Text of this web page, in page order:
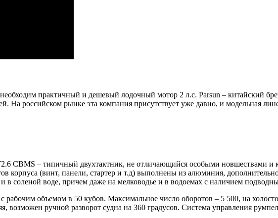
практичный и дешевый лодочный мотор 2 л.с. Parsun – китайский
На российском рынке эта компания присутствует уже давно, и модельная
CBMS – типичный двухтактник, не отличающийся особыми новшествами
корпуса (винт, панели, стартер и т.д) выполнены из алюминия,
и в соленой воде, причем даже на мелководье и в водоемах с наличием
объемом в 50 кубов. Максимальное число оборотов – 5 500, на
возможен ручной разворот судна на 360 градусов. Система управления